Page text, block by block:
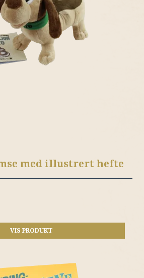
med illustrert hefte
VIS PRODUKT